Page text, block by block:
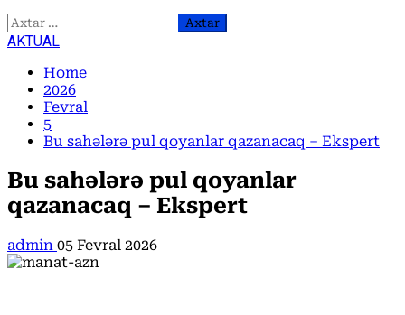
Axtarış:
AKTUAL
Home
2026
Fevral
5
Bu sahələrə pul qoyanlar qazanacaq – Ekspert
Bu sahələrə pul qoyanlar
qazanacaq – Ekspert
admin 05 Fevral 2026